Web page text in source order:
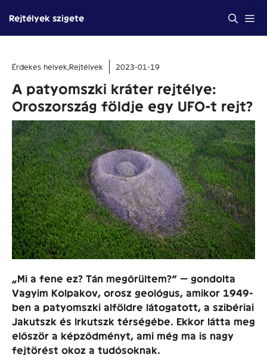
tartalomba
Rejtélyek szigete
Érdekes helyek,Rejtélyek 2023-01-19
A patyomszki kráter rejtélye:
Oroszország földje egy UFO-t rejt?
„Mi a fene ez? Tán megőrültem?” — gondolta
Vagyim Kolpakov, orosz geológus, amikor 1949-
ben a patyomszki alföldre látogatott, a szibériai
Jakutszk és Irkutszk térségébe. Ekkor látta meg
először a képződményt, ami még ma is nagy
fejtörést okoz a tudósoknak.